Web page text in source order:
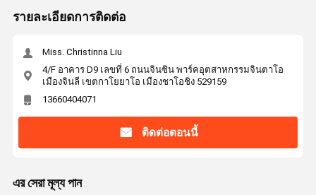
รายละเอียดการติดต่อ
Miss. Christinna Liu
4/F อาคาร D9 เลขที่ 6 ถนนจินซิน พาร์คอุตสาหกรรมจินตาโอ
เมืองจินลี เขตกาโยยาโอ เมืองชาโอชิง 529159
13660404071
ติดต่อตอนนี้
এর সেরা মূল্য পান